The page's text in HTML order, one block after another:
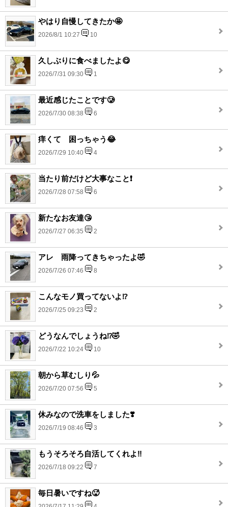
やはり自慢してきたか🤩
2026/8/1 10:27 10
久しぶりに食べましたよ😋
2026/7/31 09:30 1
最近感じたことです🥲
2026/7/30 08:38 6
痒くて 困っちゃう😂
2026/7/29 10:40 4
当たり前だけど大事なこと❗️
2026/7/28 07:58 6
新たなお友達😘
2026/7/27 06:35 2
アレ 雨降ってきちゃったよ🤣
2026/7/26 07:46 8
こんなモノ買ってないよ⁉️
2026/7/25 09:23 2
どうなんでしょうね⁉️🤣
2026/7/22 10:24 10
朝から草むしり💦
2026/7/20 07:56 5
休みなので洗車をしました❣️
2026/7/19 08:46 3
もうそろそろ自活してくれよ‼️
2026/7/18 09:22 7
毎日暑いですね🥵